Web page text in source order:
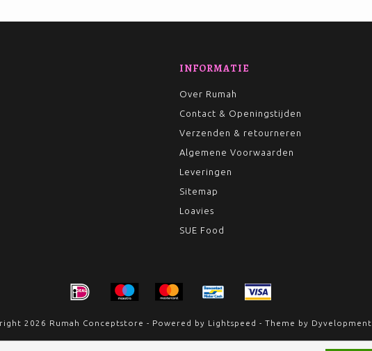
INFORMATIE
Over Rumah
Contact & Openingstijden
Verzenden & retourneren
Algemene Voorwaarden
Leveringen
Sitemap
Loavies
SUE Food
2026 Rumah Conceptstore - Powered by Lightspeed - Theme by Dyvelopment